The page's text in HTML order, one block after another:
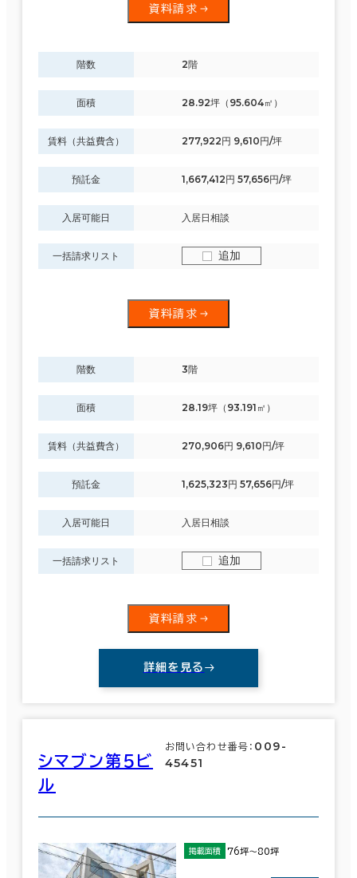
資料請求
階数 2階
面積 28.92坪（95.604㎡）
賃料（共益費含） 277,922円 9,610円/坪
預託金 1,667,412円 57,656円/坪
入居可能日 入居日相談
一括請求リスト 追加
資料請求
階数 3階
面積 28.19坪（93.191㎡）
賃料（共益費含） 270,906円 9,610円/坪
預託金 1,625,323円 57,656円/坪
入居可能日 入居日相談
一括請求リスト 追加
資料請求
詳細を見る
シマブン第５ビ
ル
お問い合わせ番号： 009-
45451
掲載面積 76坪～80坪